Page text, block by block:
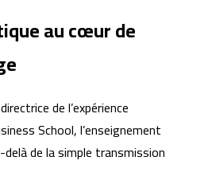
au cœur de
de l’expérience
School, l’enseignement
de la simple transmission